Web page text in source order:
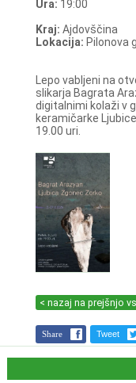
Ura: 19:00
Kraj: Ajdovščina
Lokacija: Pilonova
Lepo vabljeni na
slikarja Bagrata
digitalnimi kolaži v
keramičarke
19.00 uri.
< nazaj na prejšnjo
Share Tweet